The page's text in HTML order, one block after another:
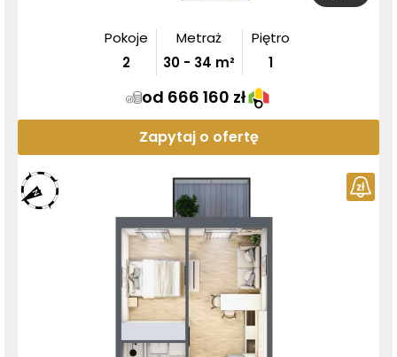
Pokoje
2
Metraż
30- 34 m²
Piętro
1
od 666 160 zł
Zapytaj o ofertę